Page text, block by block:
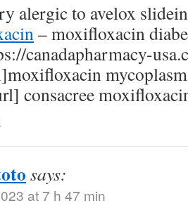
alergic to avelox
– moxifloxacin
canadapharmacy-
consacree
says:
at 7 h 47 min